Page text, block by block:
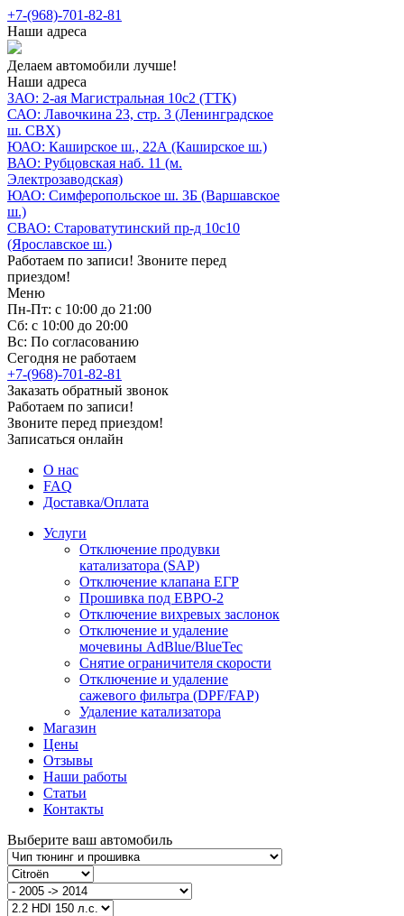
+7-(968)-701-82-81
Наши адреса
Делаем автомобили лучше!
Наши адреса
ЗАО: 2-ая Магистральная 10с2 (ТТК)
САО: Лавочкина 23, стр. 3 (Ленинградское
ш. СВХ)
ЮАО: Каширское ш., 22А (Каширское ш.)
ВАО: Рубцовская наб. 11 (м.
Электрозаводская)
ЮАО: Симферопольское ш. 3Б (Варшавское
ш.)
СВАО: Староватутинский пр-д 10с10
(Ярославское ш.)
Работаем по записи! Звоните перед
приездом!
Меню
Пн-Пт: с 10:00 до 21:00
Сб: с 10:00 до 20:00
Вс: По согласованию
Сегодня не работаем
+7-(968)-701-82-81
Заказать обратный звонок
Работаем по записи!
Звоните перед приездом!
Записаться онлайн
О нас
FAQ
Доставка/Оплата
Услуги
Отключение продувки
катализатора (SAP)
Отключение клапана ЕГР
Прошивка под ЕВРО-2
Отключение вихревых заслонок
Отключение и удаление
мочевины AdBlue/BlueTec
Снятие ограничителя скорости
Отключение и удаление
сажевого фильтра (DPF/FAP)
Удаление катализатора
Магазин
Цены
Отзывы
Наши работы
Статьи
Контакты
Выберите ваш автомобиль